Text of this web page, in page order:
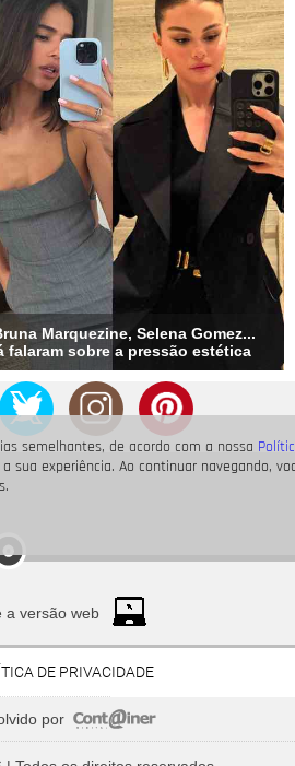
semelhantes, de acordo com a nossa
sua experiência. Ao continuar navegando,
Marquezine, Selena Gomez...
falaram sobre a pressão estética
a versão web
DE PRIVACIDADE
por